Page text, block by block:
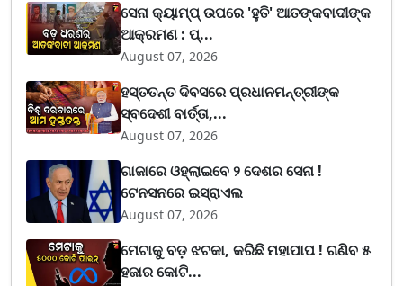
ସେନା କ୍ୟାମ୍ପ୍ ଉପରେ 'ହୁତି' ଆତଙ୍କବାଦୀଙ୍କ
ଆକ୍ରମଣ : ପ୍...
August 07, 2026
ହସ୍ତତନ୍ତ ଦିବସରେ ପ୍ରଧାନମନ୍ତ୍ରୀଙ୍କ
ସ୍ବଦେଶୀ ବାର୍ତ୍ତା,...
August 07, 2026
ଗାଜାରେ ଓହ୍ଲାଇବେ ୨ ଦେଶର ସେନା !
ଟେନସନରେ ଇସ୍ରାଏଲ
August 07, 2026
ମେଟାକୁ ବଡ଼ ଝଟକା, କରିଛି ମହାପାପ ! ଗଣିବ ୫
ହଜାର କୋଟି...